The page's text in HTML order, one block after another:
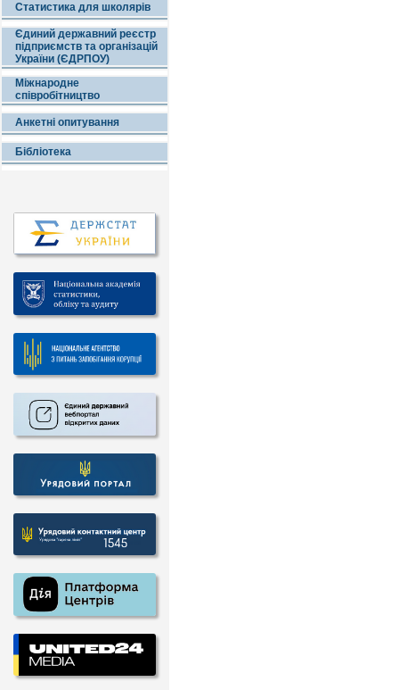
Статистика для школярів
Єдиний державний реєстр
підприємств та організацій
України (ЄДРПОУ)
Міжнародне
співробітництво
Анкетні опитування
Бібліотека